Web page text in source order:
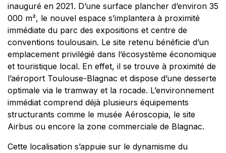
inauguré en 2021. D’une surface plancher d’environ 35
000 m², le nouvel espace s’implantera à proximité
immédiate du parc des expositions et centre de
conventions toulousain. Le site retenu bénéficie d’un
emplacement privilégié dans l’écosystème économique
et touristique local. En effet, il se trouve à proximité de
l’aéroport Toulouse-Blagnac et dispose d’une desserte
optimale via le tramway et la rocade. L’environnement
immédiat comprend déjà plusieurs équipements
structurants comme le musée Aéroscopia, le site
Airbus ou encore la zone commerciale de Blagnac.
Cette localisation s’appuie sur le dynamisme du